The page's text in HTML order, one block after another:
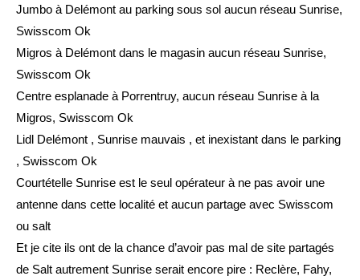
Jumbo à Delémont au parking sous sol aucun réseau Sunrise,
Swisscom Ok
Migros à Delémont dans le magasin aucun réseau Sunrise,
Swisscom Ok
Centre esplanade à Porrentruy, aucun réseau Sunrise à la
Migros, Swisscom Ok
Lidl Delémont , Sunrise mauvais , et inexistant dans le parking
, Swisscom Ok
Courtételle Sunrise est le seul opérateur à ne pas avoir une
antenne dans cette localité et aucun partage avec Swisscom
ou salt
Et je cite ils ont de la chance d’avoir pas mal de site partagés
de Salt autrement Sunrise serait encore pire : Reclère, Fahy,